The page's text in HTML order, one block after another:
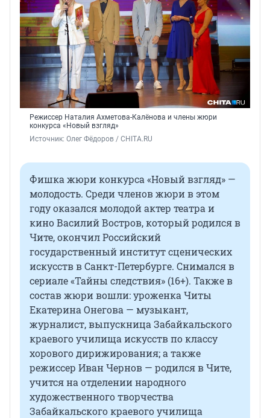
Режиссер Наталия Ахметова-Калёнова и члены жюри
конкурса «Новый взгляд»
Источник: Олег Фёдоров / CHITA.RU
Фишка жюри конкурса «Новый взгляд» —
молодость. Среди членов жюри в этом
году оказался молодой актер театра и
кино Василий Востров, который родился в
Чите, окончил Российский
государственный институт сценических
искусств в Санкт-Петербурге. Снимался в
сериале «Тайны следствия» (16+). Также в
состав жюри вошли: уроженка Читы
Екатерина Онегова — музыкант,
журналист, выпускница Забайкальского
краевого училища искусств по классу
хорового дирижирования; а также
режиссер Иван Чернов — родился в Чите,
учится на отделении народного
художественного творчества
Забайкальского краевого училища